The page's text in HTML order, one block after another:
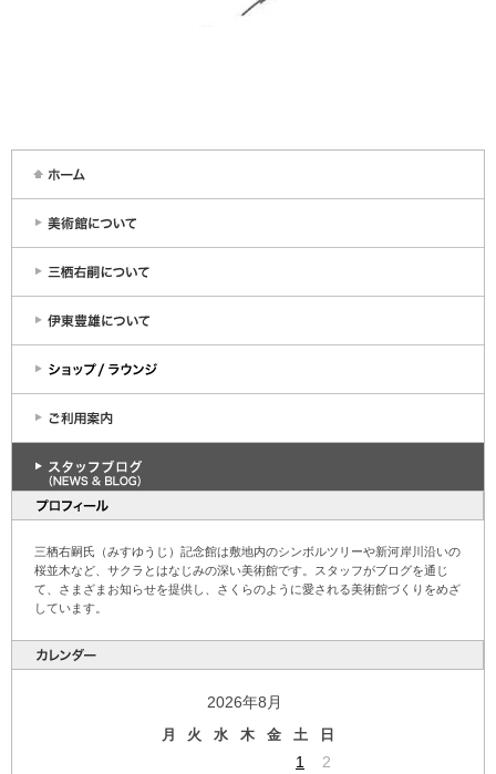
三栖右嗣氏（みすゆうじ）記念館は敷地内のシンボルツリーや新河岸川沿いの
桜並木など、サクラとはなじみの深い美術館です。スタッフがブログを通じ
て、さまざまお知らせを提供し、さくらのように愛される美術館づくりをめざ
しています。
2026年8月
月 火 水 木 金 土 日
1
2